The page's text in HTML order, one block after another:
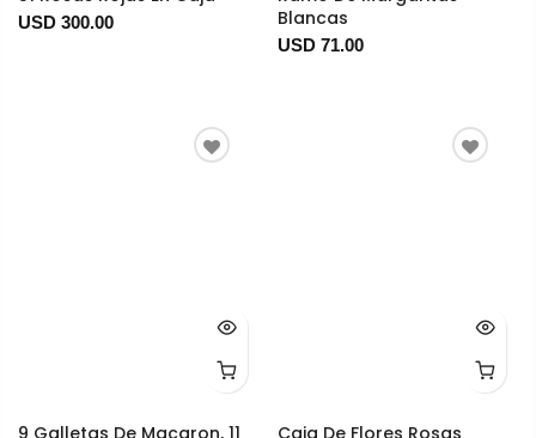
USD 300.00
Blancas
USD 71.00